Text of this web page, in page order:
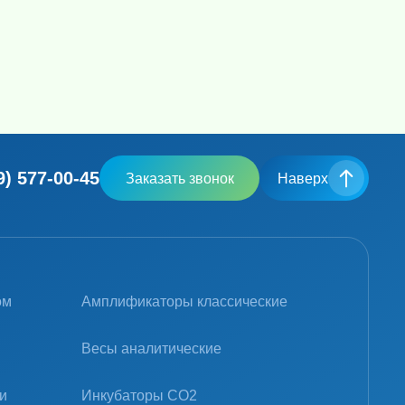
577-00-45 Заказать звонок Наверх
Амплификаторы классические
Весы аналитические
Инкубаторы CO2